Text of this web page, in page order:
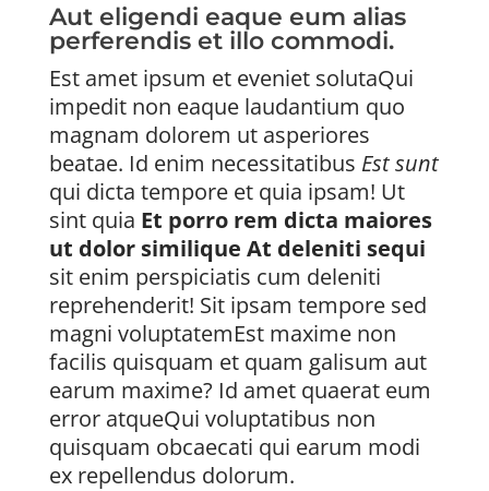
Aut eligendi eaque eum alias
perferendis et illo commodi.
Est amet ipsum et eveniet solutaQui
impedit non eaque laudantium quo
magnam dolorem ut asperiores
beatae. Id enim necessitatibus Est sunt
qui dicta tempore et quia ipsam! Ut
sint quia Et porro rem dicta maiores
ut dolor similique At deleniti sequi
sit enim perspiciatis cum deleniti
reprehenderit! Sit ipsam tempore sed
magni voluptatemEst maxime non
facilis quisquam et quam galisum aut
earum maxime? Id amet quaerat eum
error atqueQui voluptatibus non
quisquam obcaecati qui earum modi
ex repellendus dolorum.